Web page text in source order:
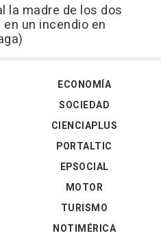
la madre de los dos
un incendio en
ECONOMÍA
SOCIEDAD
CIENCIAPLUS
PORTALTIC
EPSOCIAL
MOTOR
TURISMO
NOTIMÉRICA